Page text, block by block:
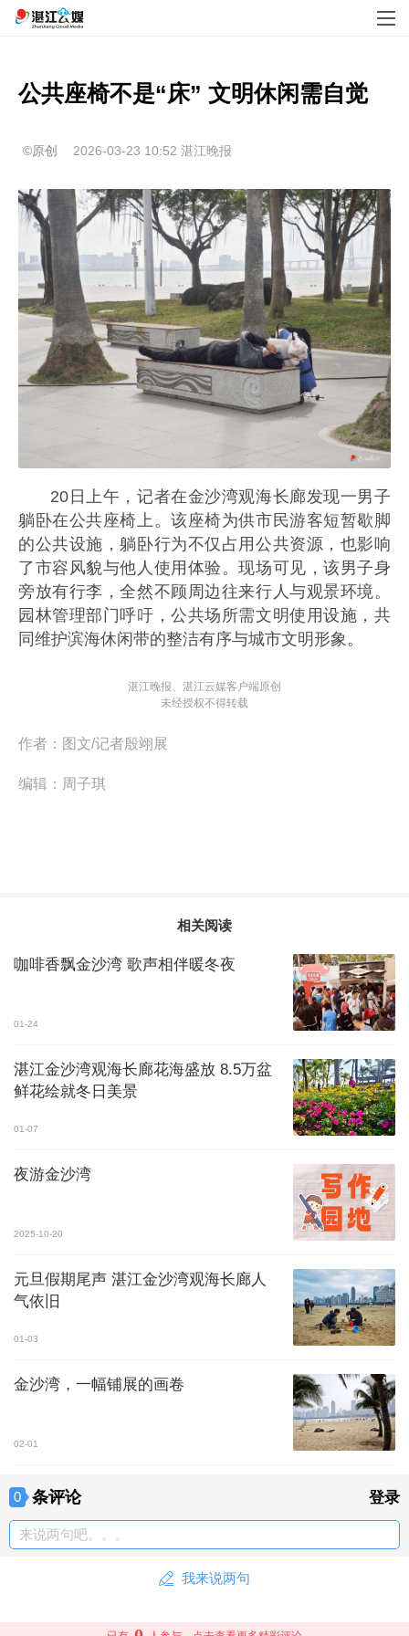
公共座椅不是“床” 文明休闲需自觉
©原创 2026-03-23 10:52 湛江晚报
20日上午，记者在金沙湾观海长廊发现一男子
躺卧在公共座椅上。该座椅为供市民游客短暂歇脚
的公共设施，躺卧行为不仅占用公共资源，也影响
了市容风貌与他人使用体验。现场可见，该男子身
旁放有行李，全然不顾周边往来行人与观景环境。
园林管理部门呼吁，公共场所需文明使用设施，共
同维护滨海休闲带的整洁有序与城市文明形象。
湛江晚报、湛江云媒客户端原创
未经授权不得转载
作者： 图文/记者殷翊展
编辑： 周子琪
相关阅读
咖啡香飘金沙湾 歌声相伴暖冬夜
01-24
湛江金沙湾观海长廊花海盛放 8.5万盆
鲜花绘就冬日美景
01-07
夜游金沙湾
2025-10-20
元旦假期尾声 湛江金沙湾观海长廊人
气依旧
01-03
金沙湾，一幅铺展的画卷
02-01
0 条评论 登录
来说两句吧。。。
我来说两句